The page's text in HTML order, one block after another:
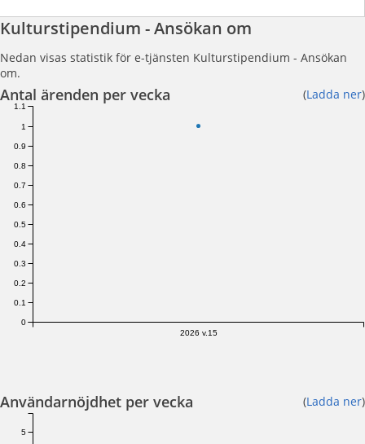
Kulturstipendium - Ansökan om
Nedan visas statistik för e-tjänsten Kulturstipendium - Ansökan
om.
Antal ärenden per vecka (Ladda ner)
2026 v.15
0
0.1
0.2
0.3
0.4
0.5
0.6
0.7
0.8
0.9
1
1.1
Användarnöjdhet per vecka (Ladda ner)
5